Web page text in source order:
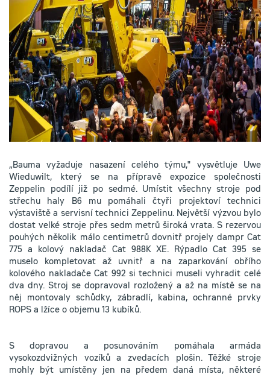
„Bauma vyžaduje nasazení celého týmu," vysvětluje Uwe
Wieduwilt, který se na přípravě expozice společnosti
Zeppelin podílí již po sedmé. Umístit všechny stroje pod
střechu haly B6 mu pomáhali čtyři projektoví technici
výstaviště a servisní technici Zeppelinu. Největší výzvou bylo
dostat velké stroje přes sedm metrů široká vrata. S rezervou
pouhých několik málo centimetrů dovnitř projely dampr Cat
775 a kolový nakladač Cat 988K XE. Rýpadlo Cat 395 se
muselo kompletovat až uvnitř a na zaparkování obřího
kolového nakladače Cat 992 si technici museli vyhradit celé
dva dny. Stroj se dopravoval rozložený a až na místě se na
něj montovaly schůdky, zábradlí, kabina, ochranné prvky
ROPS a lžíce o objemu 13 kubíků.
S dopravou a posunováním pomáhala armáda
vysokozdvižných vozíků a zvedacích plošin. Těžké stroje
mohly být umístěny jen na předem daná místa, některé